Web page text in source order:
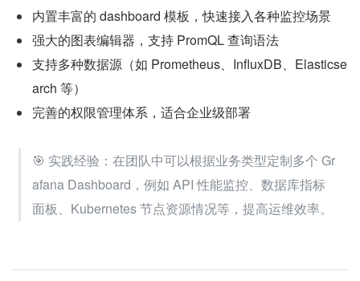
内置丰富的 dashboard 模板，快速接入各种监控场景
强大的图表编辑器，支持 PromQL 查询语法
支持多种数据源（如 Prometheus、InfluxDB、Elasticse
arch 等）
完善的权限管理体系，适合企业级部署
🎯 实践经验：在团队中可以根据业务类型定制多个 Gr
afana Dashboard，例如 API 性能监控、数据库指标
面板、Kubernetes 节点资源情况等，提高运维效率。